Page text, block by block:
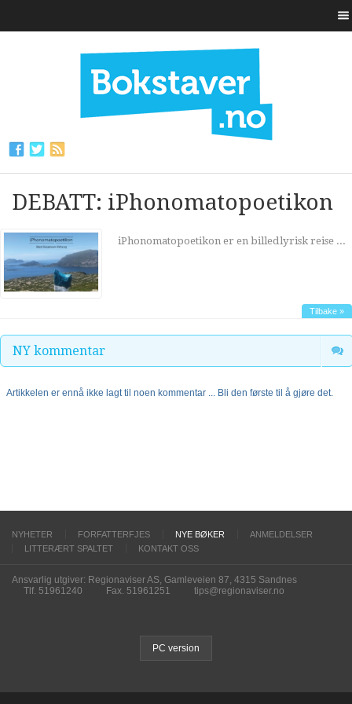
DEBATT: iPhonomatopoetikon
iPhonomatopoetikon er en billedlyrisk reise ...
Tilbake »
NY kommentar
Artikkelen er ennå ikke lagt til noen kommentar ... Bli den første til å gjøre det.
NYHETER FORFATTERFJES NYE BØKER
ANMELDELSER
LITTERÆRT SPALTET
KONTAKT OSS
Ansvarlig utgiver: Regionaviser AS, Gamleveien 87, 4315 Sandnes
Tlf. 51961240
Fax. 51961251 tips@regionaviser.no
PC version